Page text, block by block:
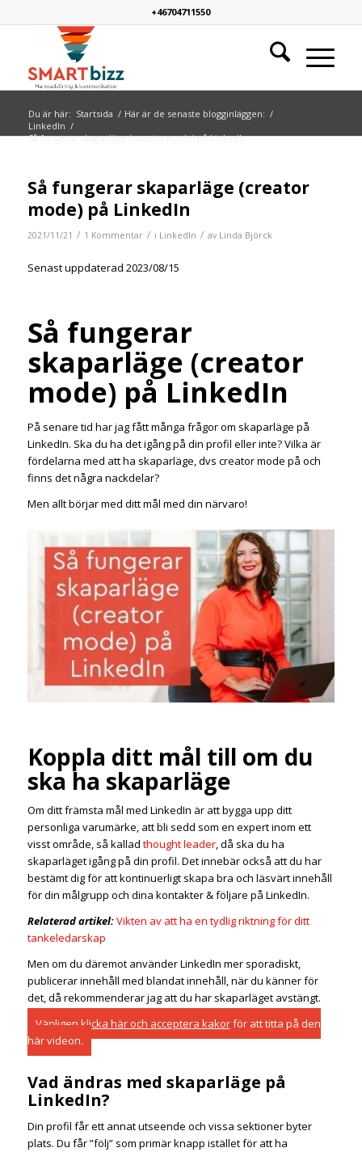
+46704711550
Du är här: Startsida / Här är de senaste blogginläggen: /
LinkedIn /
Så fungerar skaparläge (creator mode) på LinkedIn
Så fungerar skaparläge (creator
mode) på LinkedIn
2021/11/21 / 1 Kommentar / i LinkedIn / av Linda Björck
Senast uppdaterad 2023/08/15
Så fungerar
skaparläge (creator
mode) på LinkedIn
På senare tid har jag fått många frågor om skaparläge på
LinkedIn. Ska du ha det igång på din profil eller inte? Vilka är
fördelarna med att ha skaparläge, dvs creator mode på och
finns det några nackdelar?
Men allt börjar med ditt mål med din närvaro!
Koppla ditt mål till om du
ska ha skaparläge
Om ditt främsta mål med LinkedIn är att bygga upp ditt
personliga varumärke, att bli sedd som en expert inom ett
visst område, så kallad thought leader, då ska du ha
skaparläget igång på din profil. Det innebär också att du har
bestämt dig för att kontinuerligt skapa bra och läsvärt innehåll
för din målgrupp och dina kontakter & följare på LinkedIn.
Relaterad artikel:Vikten av att ha en tydlig riktning för ditt
tankeledarskap
Men om du däremot använder LinkedIn mer sporadiskt,
publicerar innehåll med blandat innehåll, när du känner för
det, då rekommenderar jag att du har skaparläget avstängt.
Vänligen klicka här och acceptera kakorför att titta på den
här videon.
Vad ändras med skaparläge på
LinkedIn?
Din profil får ett annat utseende och vissa sektioner byter
plats. Du får ”följ” som primär knapp istället för att ha